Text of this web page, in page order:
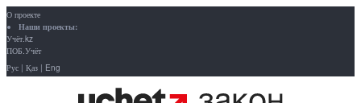
О проекте
Наши проекты:
Учёт.kz
ПОБ.Учёт
Рус | Қаз | Eng